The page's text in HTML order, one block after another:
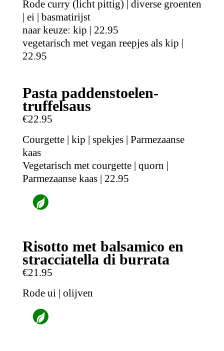
Rode curry (licht pittig) | diverse groenten
| ei | basmatirijst
naar keuze: kip | 22.95
vegetarisch met vegan reepjes als kip |
22.95
Pasta paddenstoelen-
truffelsaus
€22.95
Courgette | kip | spekjes | Parmezaanse
kaas
Vegetarisch met courgette | quorn |
Parmezaanse kaas | 22.95
Risotto met balsamico en
stracciatella di burrata
€21.95
Rode ui | olijven